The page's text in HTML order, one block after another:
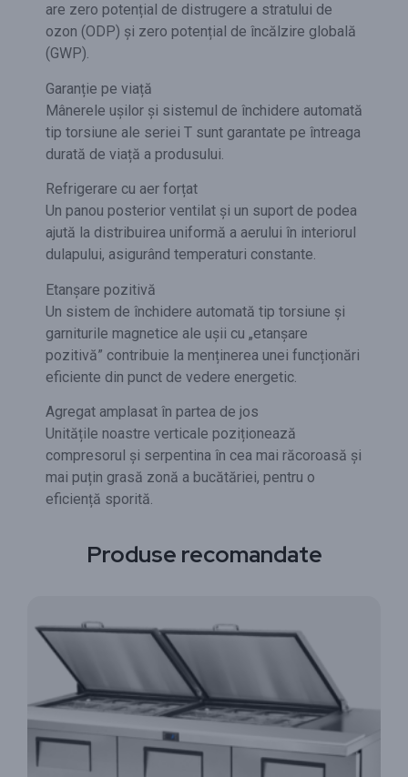
are zero potențial de distrugere a stratului de
ozon (ODP) și zero potențial de încălzire globală
(GWP).
Garanție pe viață
Mânerele ușilor și sistemul de închidere automată
tip torsiune ale seriei T sunt garantate pe întreaga
durată de viață a produsului.
Refrigerare cu aer forțat
Un panou posterior ventilat și un suport de podea
ajută la distribuirea uniformă a aerului în interiorul
dulapului, asigurând temperaturi constante.
Etanșare pozitivă
Un sistem de închidere automată tip torsiune și
garniturile magnetice ale ușii cu „etanșare
pozitivă” contribuie la menținerea unei funcționări
eficiente din punct de vedere energetic.
Agregat amplasat în partea de jos
Unitățile noastre verticale poziționează
compresorul și serpentina în cea mai răcoroasă și
mai puțin grasă zonă a bucătăriei, pentru o
eficiență sporită.
Produse recomandate